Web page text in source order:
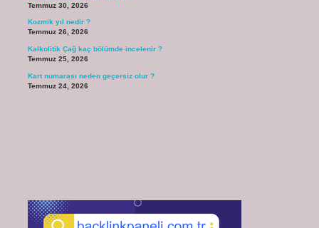
Temmuz 30, 2026
Kozmik yıl nedir ?
Temmuz 26, 2026
Kalkolitik Çağ kaç bölümde incelenir ?
Temmuz 25, 2026
Kart numarası neden geçersiz olur ?
Temmuz 24, 2026